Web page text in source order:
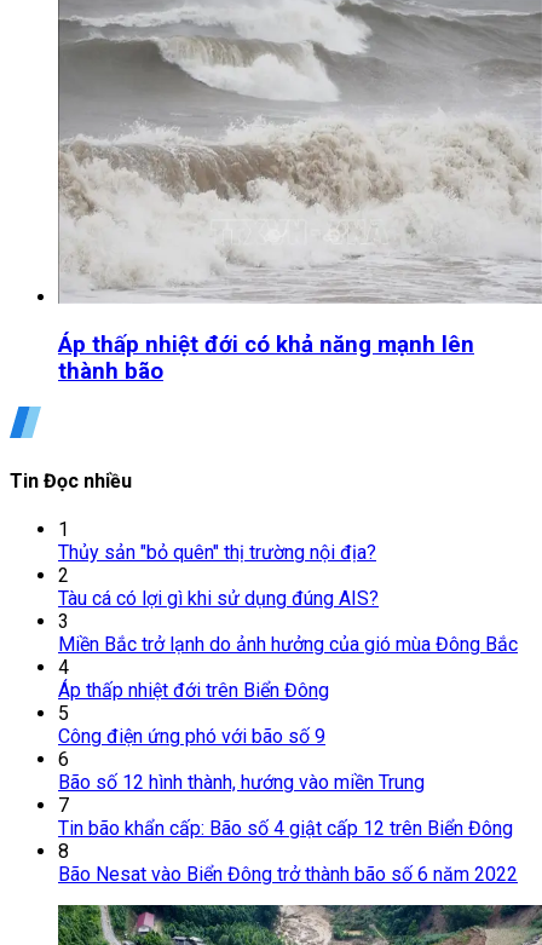
Áp thấp nhiệt đới có khả năng mạnh lên
thành bão
Tin Đọc nhiều
1
Thủy sản "bỏ quên" thị trường nội địa?
2
Tàu cá có lợi gì khi sử dụng đúng AIS?
3
Miền Bắc trở lạnh do ảnh hưởng của gió mùa Đông Bắc
4
Áp thấp nhiệt đới trên Biển Đông
5
Công điện ứng phó với bão số 9
6
Bão số 12 hình thành, hướng vào miền Trung
7
Tin bão khẩn cấp: Bão số 4 giật cấp 12 trên Biển Đông
8
Bão Nesat vào Biển Đông trở thành bão số 6 năm 2022